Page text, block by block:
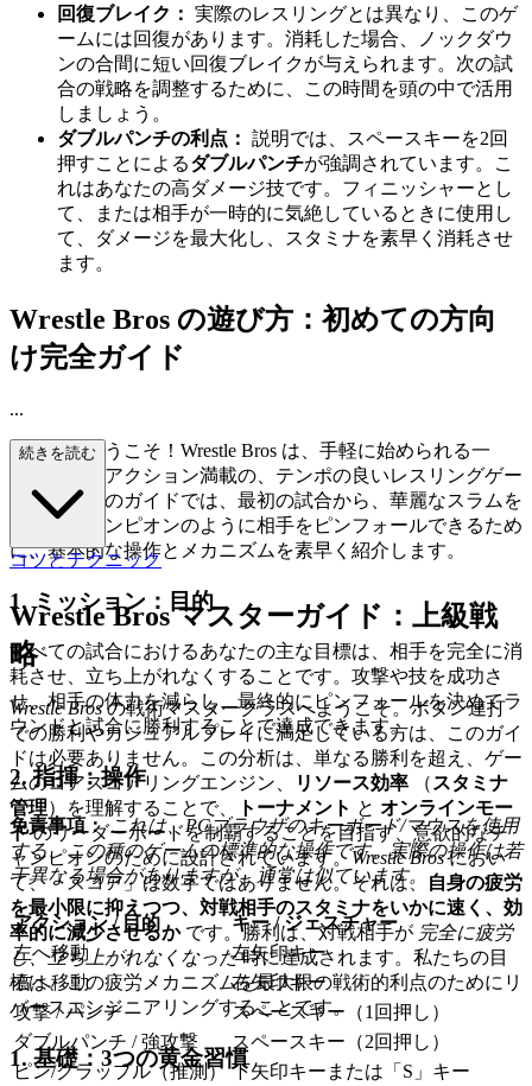
回復ブレイク： 実際のレスリングとは異なり、このゲ
ームには回復があります。消耗した場合、ノックダウ
ンの合間に短い回復ブレイクが与えられます。次の試
合の戦略を調整するために、この時間を頭の中で活用
しましょう。
ダブルパンチの利点： 説明では、スペースキーを2回
押すことによるダブルパンチが強調されています。こ
れはあなたの高ダメージ技です。フィニッシャーとし
て、または相手が一時的に気絶しているときに使用し
て、ダメージを最大化し、スタミナを素早く消耗させ
ます。
Wrestle Bros の遊び方：初めての方向
け完全ガイド
...
リングへようこそ！Wrestle Bros は、手軽に始められる一
方、奥深いアクション満載の、テンポの良いレスリングゲー
ムです。このガイドでは、最初の試合から、華麗なスラムを
決め、チャンピオンのように相手をピンフォールできるため
に、基本的な操作とメカニズムを素早く紹介します。
1. ミッション：目的
すべての試合におけるあなたの主な目標は、相手を完全に消
耗させ、立ち上がれなくすることです。攻撃や技を成功さ
せ、相手の体力を減らし、最終的にピンフォールを決めてラ
ウンドと試合に勝利することで達成できます。
2. 指揮：操作
免責事項： これは、PCブラウザのキーボード/マウスを使用
する、この種のゲームの標準的な操作です。実際の操作は若
干異なる場合がありますが、通常は似ています。
アクション / 目的
キー / ジェスチャー
左へ移動
左矢印キー
右へ移動
右矢印キー
攻撃 / パンチ
スペースキー（1回押し）
ダブルパンチ / 強攻撃
スペースキー（2回押し）
ピン/グラップル（推測） 下矢印キーまたは「S」キー
続きを読む
コツとテクニック
Wrestle Bros マスターガイド：上級戦
略
Wrestle Brosの戦術マスタークラスへようこそ。ボタン連打
での勝利やカジュアルプレイに満足している方は、このガイ
ドは必要ありません。この分析は、単なる勝利を超え、ゲー
ムのコアスコアリングエンジン、
リソース効率 （ スタミナ
管理）を理解することで、 トーナメント と オンラインモー
ドのリーダーボードを制覇することを目指す、意欲的なチ
ャンピオンのために設計されています。Wrestle Brosにおい
て、「スコア」は数字ではありません。それは、
自身の疲労
を最小限に抑えつつ、対戦相手のスタミナをいかに速く、効
率的に減少させるかです。勝利は、対戦相手が 完全に疲労
し、立ち上がれなくなった時に達成されます。私たちの目
標は、この疲労メカニズムを最大限の戦術的利点のためにリ
バースエンジニアリングすることです。
1. 基礎：3つの黄金習慣